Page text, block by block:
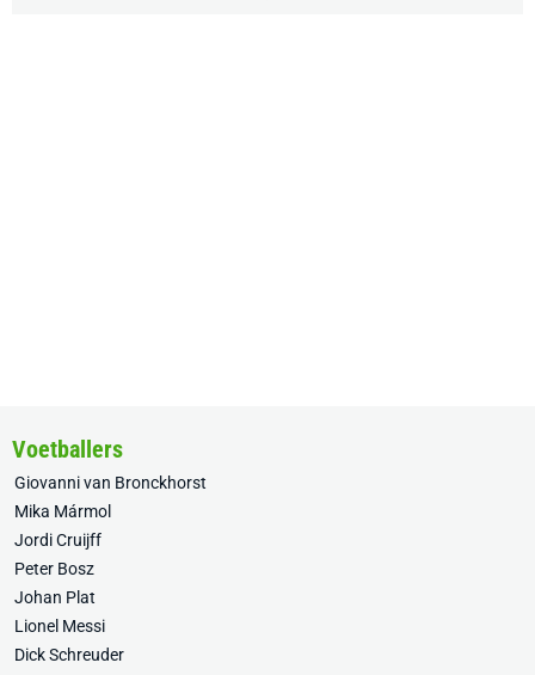
Voetballers
Giovanni van Bronckhorst
Mika Mármol
Jordi Cruijff
Peter Bosz
Johan Plat
Lionel Messi
Dick Schreuder